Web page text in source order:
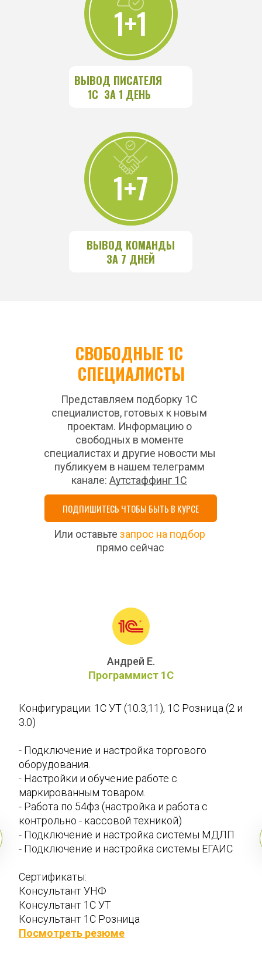
1+1
1+7
ВЫВОД ПИСАТЕЛЯ
1С  ЗА 1 ДЕНЬ
ВЫВОД КОМАНДЫ
ЗА 7 ДНЕЙ
СВОБОДНЫЕ 1С
СПЕЦИАЛИСТЫ
Представляем подборку 1С
специалистов, готовых к новым
проектам. Информацию о
свободных в моменте
специалистах и другие новости мы
публикуем в нашем телеграмм
канале: Аутстаффинг 1С
Или оставьте запрос на подбор
прямо сейчас
ПОДПИШИТЕСЬ ЧТОБЫ БЫТЬ В КУРСЕ
Андрей Е.
Программист 1С
Конфигурации: 1С УТ (10.3,11), 1С Розница (2 и
3.0)
- Подключение и настройка торгового
оборудования.
- Настройки и обучение работе с
маркированным товаром.
- Работа по 54фз (настройка и работа с
контрольно - кассовой техникой)
- Подключение и настройка системы МДЛП
- Подключение и настройка системы ЕГАИС
Сертификаты:
Консультант УНФ
Консультант 1С УТ
Консультант 1С Розница
Посмотреть резюме